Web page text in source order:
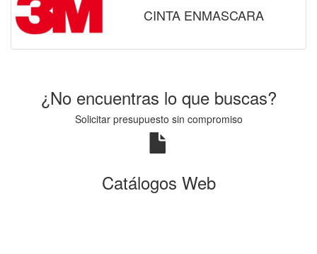
CINTA ENMASCARA
¿No encuentras lo que buscas?
Solicitar presupuesto sin compromiso
Catálogos Web